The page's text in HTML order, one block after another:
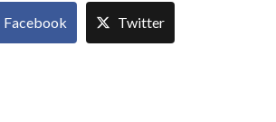
Facebook Twitter